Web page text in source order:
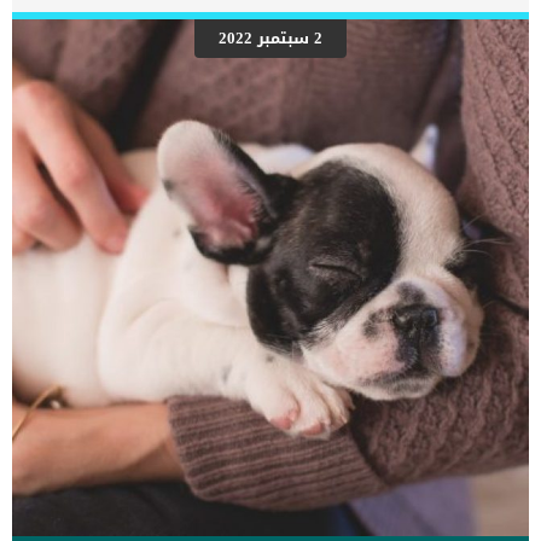
في القطط بسبب الارتفاع المفاجئ في النشاط الكهربائي للدماغ الذي
يسبب أعراضًا مثل الرعاش والتشنج. اقرا ايضا:نوبات الصرع عند القطط
“اليك الحل” اما الصرع هو المصطلح المستخدم لوصف حالة طبية عصبية
تتكرر فيها النوبات. اعراض الصرع عند القطط إخفاءسرعة لعق الشفاه
امالة الرأسفقدان الوعى انهيار جزئي أو كامل تشنج تيبس الأطراف مع
إغلاق المفاصل التبول أو التغوط السلس إفراط في إفراز اللعاب أو رغوة
في الفم […]
2 سبتمبر 2022